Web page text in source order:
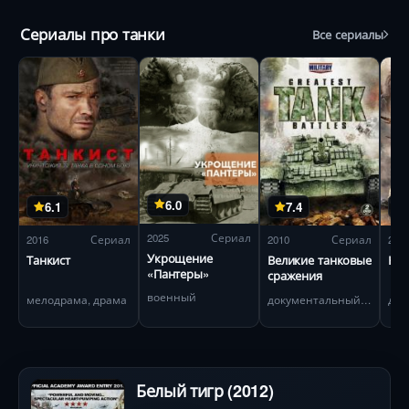
Сериалы про танки Все сериалы
6.1
2016 Сериал
Танкист
мелодрама, драма
6.0
2025 Сериал
Укрощение
«Пантеры»
военный
7.4
2010 Сериал
Великие танковые
сражения
2018
Белый тигр (2012)